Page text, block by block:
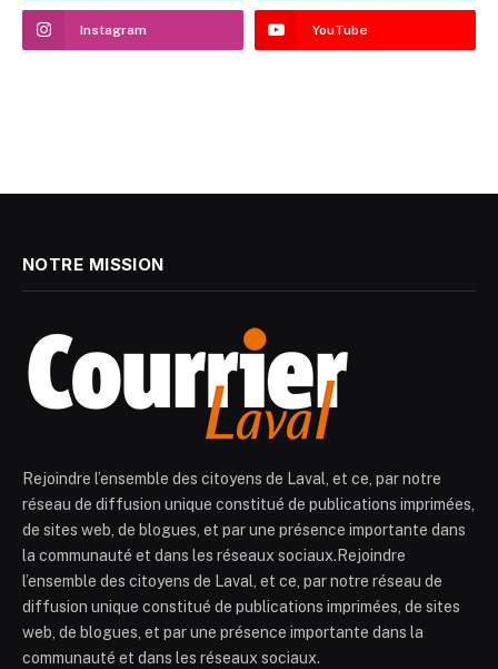
Instagram YouTube
NOTRE MISSION
Rejoindre l’ensemble des citoyens de Laval, et ce, par notre
réseau de diffusion unique constitué de publications imprimées,
de sites web, de blogues, et par une présence importante dans
la communauté et dans les réseaux sociaux.Rejoindre
l’ensemble des citoyens de Laval, et ce, par notre réseau de
diffusion unique constitué de publications imprimées, de sites
web, de blogues, et par une présence importante dans la
communauté et dans les réseaux sociaux.